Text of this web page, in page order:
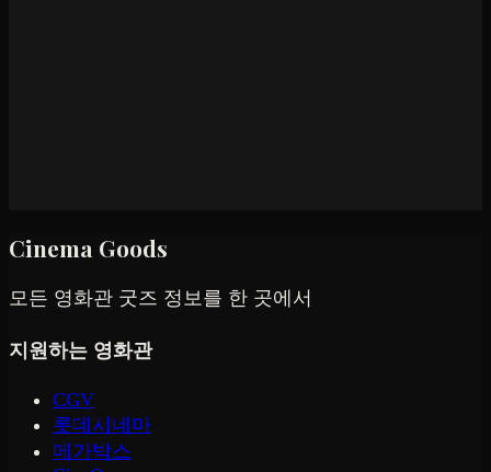
Cinema Goods
모든 영화관 굿즈 정보를 한 곳에서
지원하는 영화관
CGV
롯데시네마
메가박스